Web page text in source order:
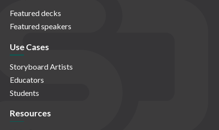
Featured decks
Featured speakers
Use Cases
Storyboard Artists
Educators
Students
Resources